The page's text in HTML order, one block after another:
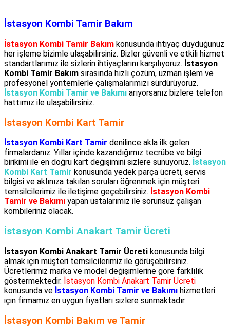
İstasyon Kombi Tamir Bakım
İstasyon Kombi Tamir Bakım konusunda ihtiyaç duyduğunuz
her işleme bizimle ulaşabilirsiniz. Bizler güvenli ve etkili hizmet
standartlarımız ile sizlerin ihtiyaçlarını karşılıyoruz. İstasyon
Kombi Tamir Bakım sırasında hızlı çözüm, uzman işlem ve
profesyonel yöntemlerle çalışmalarımızı sürdürüyoruz.
İstasyon Kombi Tamir ve Bakımı arıyorsanız bizlere telefon
hattımız ile ulaşabilirsiniz.
İstasyon Kombi Kart Tamir
İstasyon Kombi Kart Tamir denilince akla ilk gelen
firmalardanız. Yıllar içinde kazandığımız tecrübe ve bilgi
birikimi ile en doğru kart değişimini sizlere sunuyoruz. İstasyon
Kombi Kart Tamir konusunda yedek parça ücreti, servis
bilgisi ve aklınıza takılan soruları öğrenmek için müşteri
temsilcilerimiz ile iletişime geçebilirsiniz. İstasyon Kombi
Tamir ve Bakımı yapan ustalarımız ile sorunsuz çalışan
kombileriniz olacak.
İstasyon Kombi Anakart Tamir Ücreti
İstasyon Kombi Anakart Tamir Ücreti konusunda bilgi
almak için müşteri temsilcilerimiz ile görüşebilirsiniz.
Ücretlerimiz marka ve model değişimlerine göre farklılık
göstermektedir. İstasyon Kombi Anakart Tamir Ücreti
konusunda ve İstasyon Kombi Tamir ve Bakımı hizmetleri
için firmamız en uygun fiyatları sizlere sunmaktadır.
İstasyon Kombi Bakım ve Tamir